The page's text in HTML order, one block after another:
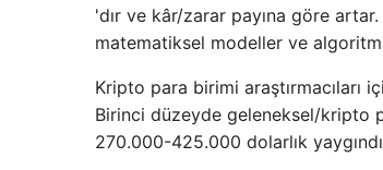
'dır ve kâr/zarar payına göre
matematiksel modeller ve
Kripto para birimi araştırmacıları
Birinci düzeyde geleneksel/kripto
270.000-425.000 dolarlık